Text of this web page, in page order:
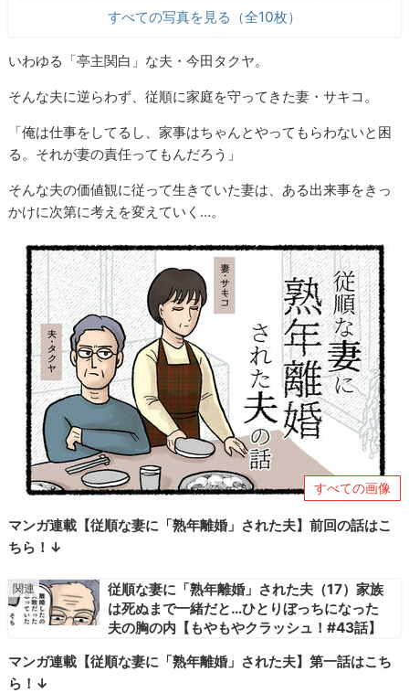
すべての写真を見る（全10枚）
いわゆる「亭主関白」な夫・今田タクヤ。
そんな夫に逆らわず、従順に家庭を守ってきた妻・サキコ。
「俺は仕事をしてるし、家事はちゃんとやってもらわないと困
る。それが妻の責任ってもんだろう」
そんな夫の価値観に従って生きていた妻は、ある出来事をきっ
かけに次第に考えを変えていく…。
すべての画像
マンガ連載【従順な妻に「熟年離婚」された夫】前回の話はこ
ちら！↓
従順な妻に「熟年離婚」された夫（17）家族
は死ぬまで一緒だと…ひとりぼっちになった
夫の胸の内【もやもやクラッシュ！#43話】
マンガ連載【従順な妻に「熟年離婚」された夫】第一話はこち
ら！↓